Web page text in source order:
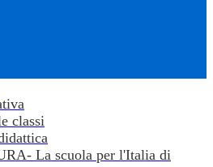
classi
La scuola per l'Italia di